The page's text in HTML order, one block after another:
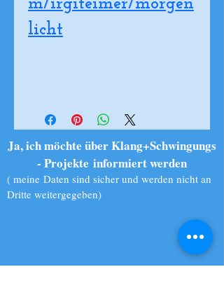
m/irgiteimer/morgen
licht
Ja, ich möchte über Klang+Schwingungs
- Projekte informiert werden
( meine Daten sind sicher und werden nicht an
Dritte weitergegeben)